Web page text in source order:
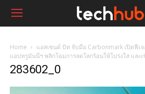
Home
แอสเซนด์ บิท จับมือ Carbonmark เปิดฟีเ
แอปทรูมันนี่ฯ พลิกโฉมการลดโลกร้อนให้โปร่งใส และเ
283602_0